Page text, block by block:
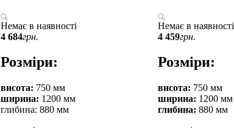
Немає в наявності
4 684грн.
Розміри:
висота: 750 мм
ширина: 1200 мм
глибина: 880 мм
Немає в наявності
4 459грн.
Розміри:
висота: 750 мм
ширина: 1200 мм
глибина: 880 мм